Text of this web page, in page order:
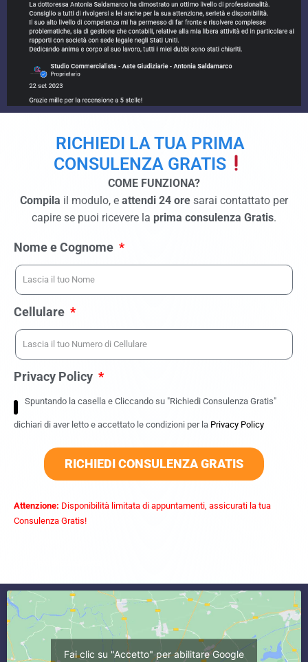
RICHIEDI LA TUA PRIMA
CONSULENZA GRATIS
COME FUNZIONA?
Compila il modulo, e attendi 24 ore sarai contattato per
capire se puoi ricevere la prima consulenza Gratis.
Nome e Cognome
Cellulare
Privacy Policy
Spuntando la casella e Cliccando su "Richiedi Consulenza Gratis"
dichiari di aver letto e accettato le condizioni per la Privacy Policy
RICHIEDI CONSULENZA GRATIS
Attenzione: Disponibilità limitata di appuntamenti, assicurati la tua
Consulenza Gratis!
Fai clic su "Accetto" per abilitare Google